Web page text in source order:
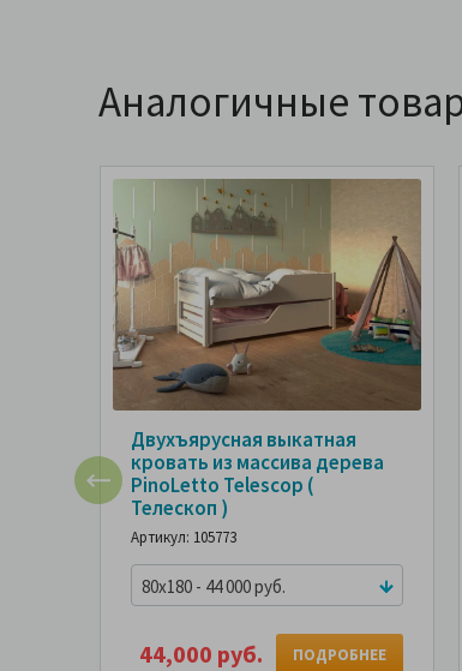
Аналогичные
Двухъярусная выкатная
кровать из массива дерева
PinoLetto Telescop (
Телескоп )
Артикул: 105773
80x180 - 44 000 руб.
44,000 руб. ПОДРОБНЕЕ